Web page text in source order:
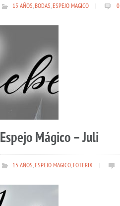
15 AÑOS,BODAS,ESPEJO MAGICO 0
Espejo Mágico – Juli
15 AÑOS,ESPEJO MAGICO,FOTERIX